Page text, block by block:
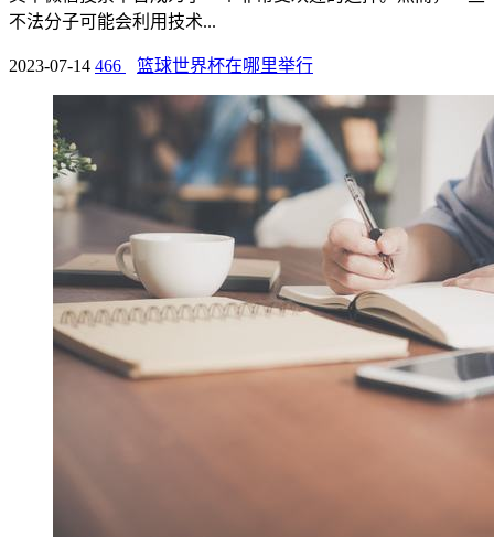
不法分子可能会利用技术...
2023-07-14 466 篮球世界杯在哪里举行